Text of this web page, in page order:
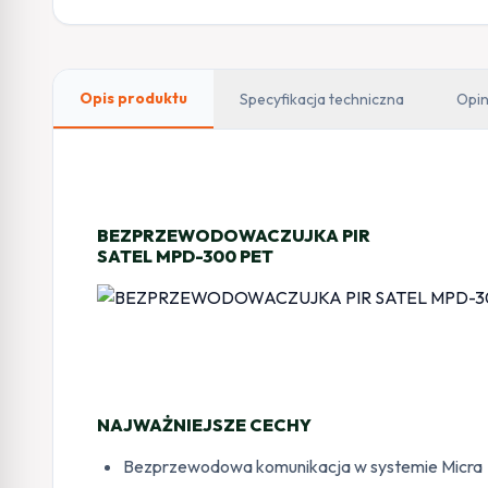
Opis produktu Specyfikacja techniczna
BEZPRZEWODOWACZUJKA PIR
SATEL MPD-300 PET
NAJWAŻNIEJSZE CECHY
Bezprzewodowa komunikacja w systemie Micra